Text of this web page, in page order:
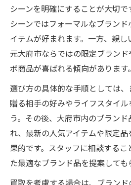
シーンを明確にすることが大切
シーンではフォーマルなブラン
イテムが好まれます。一方、親
元大府市ならではの限定ブラン
ボ商品が喜ばれる傾向があります。
選び方の具体的な手順としては
贈る相手の好みやライフスタイ
う。その後、大府市内のブラン
れ、最新の人気アイテムや限定
果的です。スタッフに相談する
た最適なブランド品を提案しても
買取を考慮する場合は、ブランド